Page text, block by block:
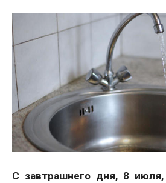
С завтрашнего дня, 8